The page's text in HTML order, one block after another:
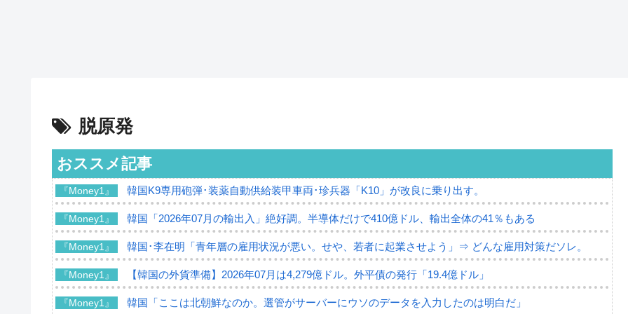
脱原発
おススメ記事
『Money1』 韓国K9専用砲弾･装薬自動供給装甲車両･珍兵器「K10」が改良に乗り出す。
『Money1』 韓国「2026年07月の輸出入」絶好調。半導体だけで410億ドル、輸出全体の41％もある
『Money1』 韓国･李在明「青年層の雇用状況が悪い。せや、若者に起業させよう」⇒ どんな雇用対策だソレ。
『Money1』 【韓国の外貨準備】2026年07月は4,279億ドル。外平債の発行「19.4億ドル」
『Money1』 韓国「ここは北朝鮮なのか。選管がサーバーにウソのデータを入力したのは明白だ」